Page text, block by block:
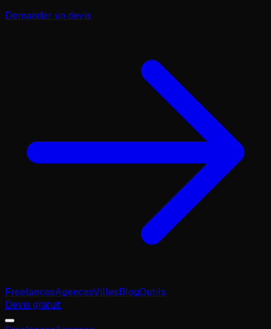
Demander un devis
FreelancesAgencesVillesBlogOutils
Devis gratuit